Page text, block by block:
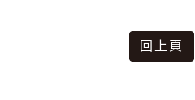
回上頁